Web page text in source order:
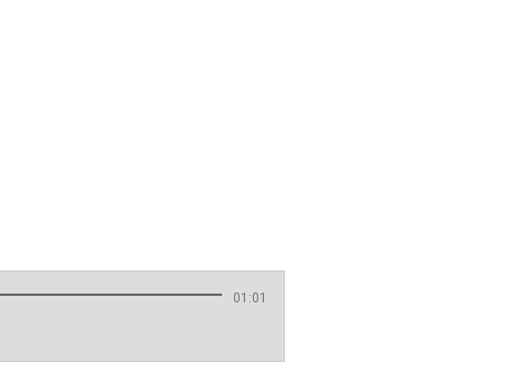
01:01